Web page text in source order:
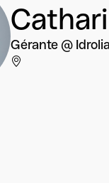
Gérante @ Idrolia